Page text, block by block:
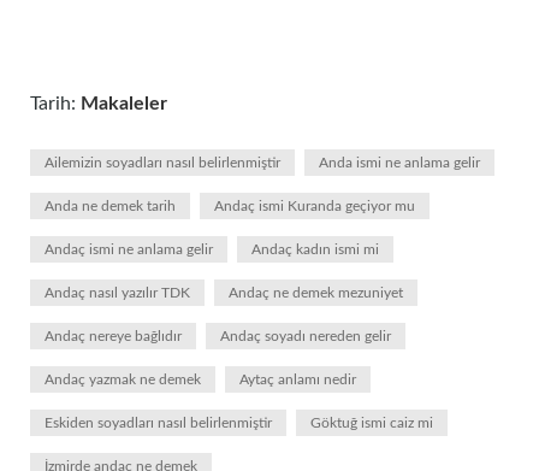
Tarih: Makaleler
Ailemizin soyadları nasıl belirlenmiştir Anda ismi ne anlama gelir
Anda ne demek tarih Andaç ismi Kuranda geçiyor mu
Andaç ismi ne anlama gelir Andaç kadın ismi mi
Andaç nasıl yazılır TDK Andaç ne demek mezuniyet
Andaç nereye bağlıdır Andaç soyadı nereden gelir
Andaç yazmak ne demek Aytaç anlamı nedir
Eskiden soyadları nasıl belirlenmiştir Göktuğ ismi caiz mi
İzmirde andaç ne demek